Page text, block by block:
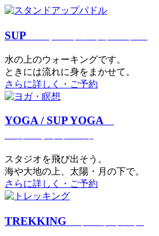
SUP
⽔の上のウォーキングです。
ときには流れに身をまかせて。
さらに詳しく・ご予約
YOGA / SUP YOGA
スタジオを⾶び出そう。
海や大地の上、太陽・⽉の下で。
さらに詳しく・ご予約
TREKKING